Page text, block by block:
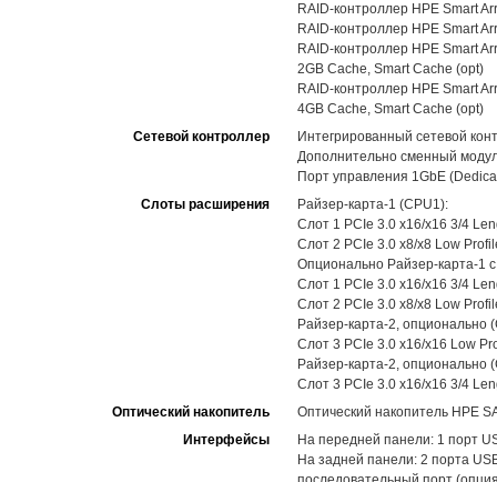
RAID-контроллер HPE Smart
RAID-контроллер HPE Smart
RAID-контроллер HPE Smart
2GB Cache, Smart Cache (opt)
RAID-контроллер HPE Smart
4GB Cache, Smart Cache (opt)
Сетевой контроллер
Интегрированный сетевой
Дополнительно сменный
Порт управления 1GbE
Слоты расширения
Райзер-карта-1 (CPU1):
Слот 1 PCIe 3.0 x16/x16 3/4
Слот 2 PCIe 3.0 x8/x8 Low
Опционально Райзер-карта-1
Слот 1 PCIe 3.0 x16/x16 3/4
Слот 2 PCIe 3.0 x8/x8 Low
Райзер-карта-2, опционально
Слот 3 PCIe 3.0 x16/x16 Low
Райзер-карта-2, опционально
Слот 3 PCIe 3.0 x16/x16 3/4
Оптический накопитель
Оптический накопитель HPE
Интерфейсы
На передней панели: 1 порт
На задней панели: 2 порта